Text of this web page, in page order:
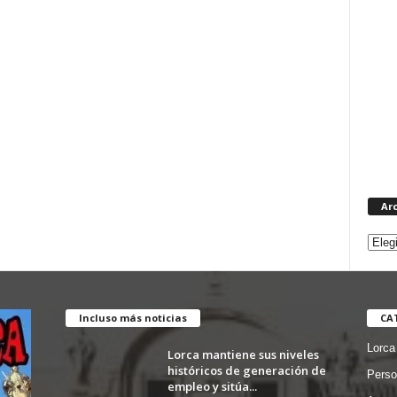
Incluso más noticias
Lorca mantiene sus niveles
históricos de generación de
empleo y sitúa...
Lorca